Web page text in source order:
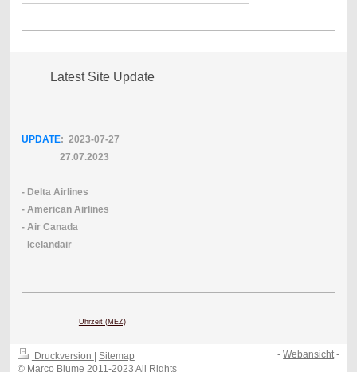
Latest Site Update
UPDATE: 2023-07-27
27.07.2023
- Delta Airlines
- American Airlines
- Air Canada
- Icelandair
Uhrzeit (MEZ)
Druckversion | Sitemap
© Marco Blume 2011-2023 All Rights
-Webansicht -